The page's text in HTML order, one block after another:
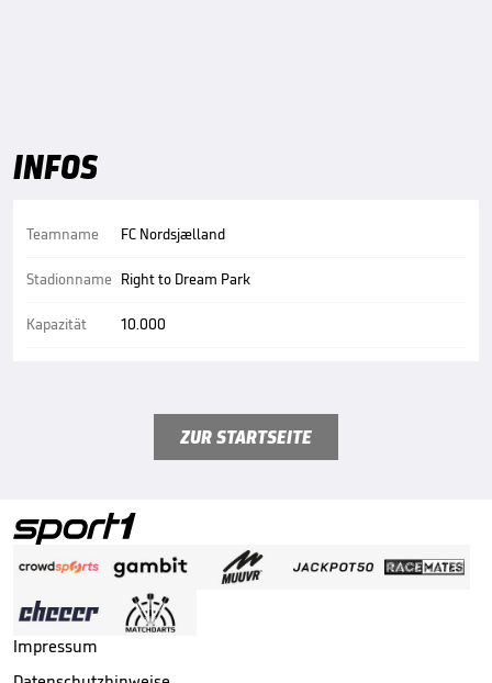
INFOS
Teamname
Stadionname
Kapazität
FC Nordsjælland
Right to Dream Park
10.000
ZUR STARTSEITE
Impressum